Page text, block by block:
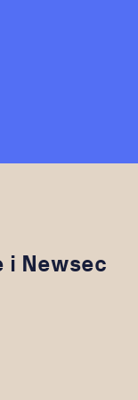
i Newsec